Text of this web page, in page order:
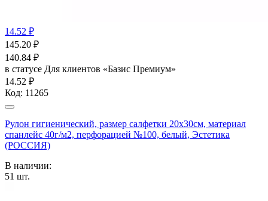
14.52 ₽
145.20 ₽
140.84 ₽
в статусе Для клиентов «Базис Премиум»
14.52 ₽
Код: 11265
Рулон гигиенический, размер салфетки 20х30см, материал
спанлейс 40г/м2, перфорацией №100, белый, Эстетика
(РОССИЯ)
В наличии:
51 шт.